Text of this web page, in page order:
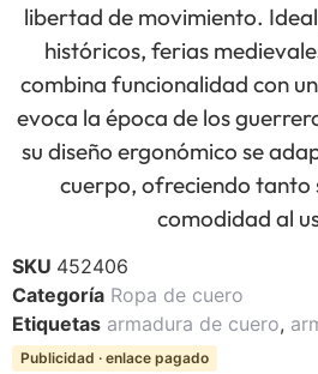
libertad de movimiento.
históricos, ferias
combina funcionalidad con
evoca la época de los
su diseño ergonómico se
cuerpo, ofreciendo tanto
comodidad al
SKU 452406
Categoría Ropa de cuero
Etiquetas armadura de cuero,
Publicidad · enlace pagado